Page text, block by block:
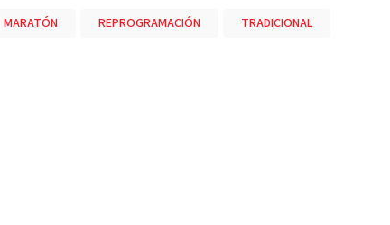
MARATÓN REPROGRAMACIÓN TRADICIONAL